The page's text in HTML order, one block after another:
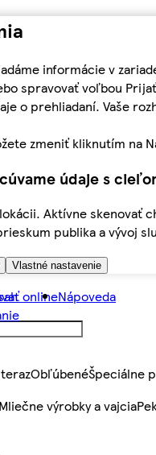
informácie v
spravovať voľbou
o prehliadaní. Vaše
zmeniť kliknutím na
údaje s
Aktívne skenovať
publika a vývoj
Vlastné nastavenie
onlineNápoveda
ObľúbenéŠpeciálne
Mliečne výrobky a vajcia